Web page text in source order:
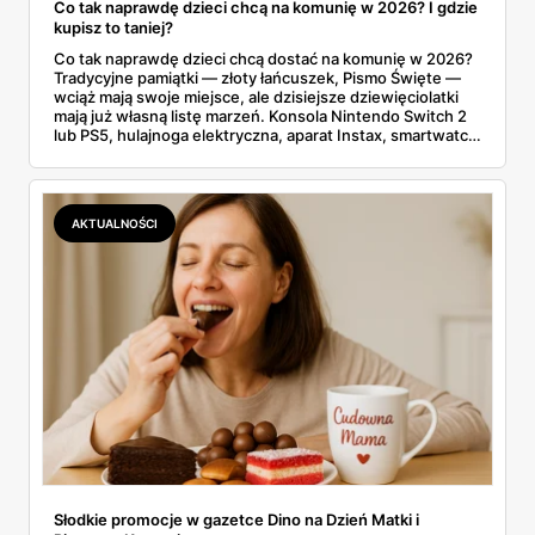
Co tak naprawdę dzieci chcą na komunię w 2026? I gdzie
kupisz to taniej?
Co tak naprawdę dzieci chcą dostać na komunię w 2026?
Tradycyjne pamiątki — złoty łańcuszek, Pismo Święte —
wciąż mają swoje miejsce, ale dzisiejsze dziewięciolatki
mają już własną listę marzeń. Konsola Nintendo Switch 2
lub PS5, hulajnoga elektryczna, aparat Instax, smartwatch
wiadomość? To wszystko leży w majowych promocjach,
od gazetek Biedronki i Lidla po Media Expert i
Komputronik.
AKTUALNOŚCI
Słodkie promocje w gazetce Dino na Dzień Matki i